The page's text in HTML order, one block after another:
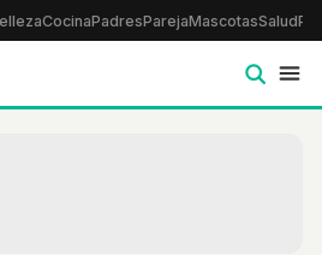
CocinaPadresParejaMascotasSalud